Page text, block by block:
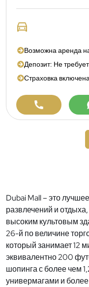
Возможна аренда
Депозит: Не
Страховка
Dubai Mall – это
развлечений и
высоким культовым
26-й по величине
который занимает 12
эквивалентно 200
шопинга с более чем
универмагами и